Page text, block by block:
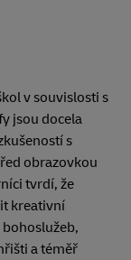
v souvislosti s
jsou docela
s
obrazovkou
tvrdí, že
kreativní
a téměř